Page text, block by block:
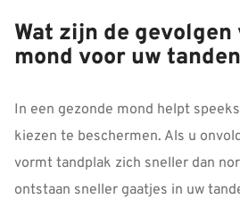
Wat zijn de gevolgen
mond voor uw
In een gezonde mond helpt
kiezen te beschermen. Als u
vormt tandplak zich sneller dan
ontstaan sneller gaatjes in uw